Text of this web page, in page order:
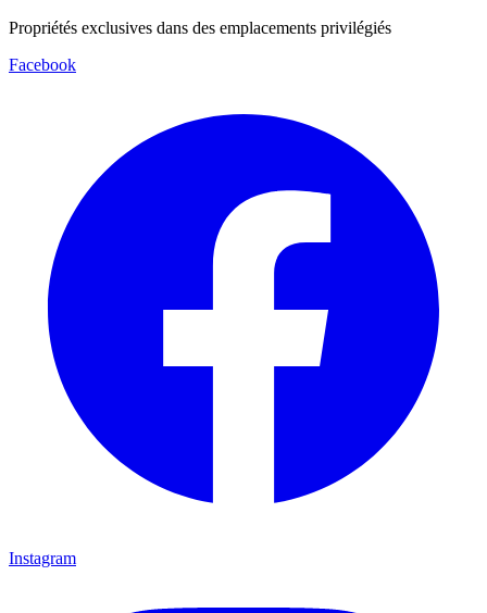
Propriétés exclusives dans des emplacements privilégiés
Facebook
Instagram